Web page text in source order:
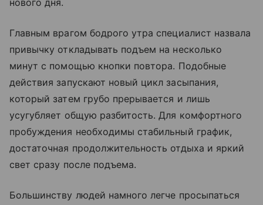
нового дня.
Главным врагом бодрого утра специалист назвала
привычку откладывать подъем на несколько
минут с помощью кнопки повтора. Подобные
действия запускают новый цикл засыпания,
который затем грубо прерывается и лишь
усугубляет общую разбитость. Для комфортного
пробуждения необходимы стабильный график,
достаточная продолжительность отдыха и яркий
свет сразу после подъема.
Большинству людей намного легче просыпаться